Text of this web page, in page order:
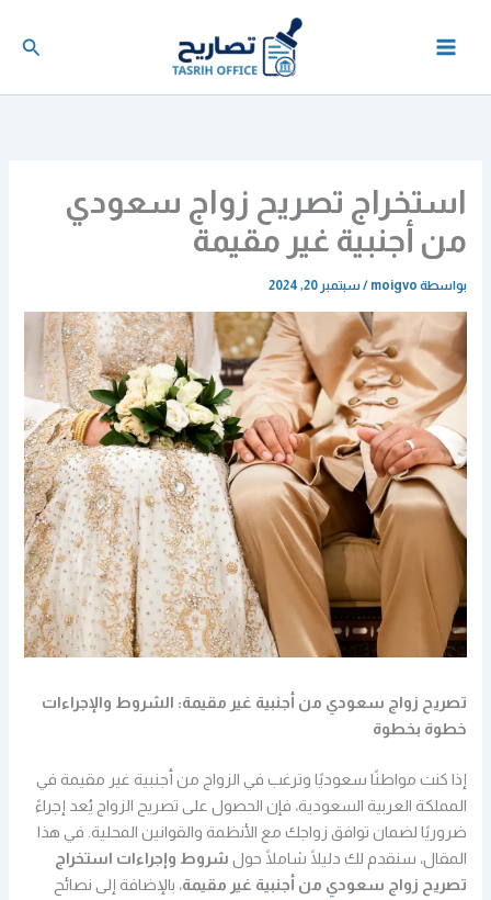
استخراج تصريح زواج سعودي
من أجنبية غير مقيمة
بواسطة moigvo
/سبتمبر 20, 2024
تصريح زواج سعودي من أجنبية غير مقيمة: الشروط والإجراءات
خطوة بخطوة
إذا كنت مواطنًا سعوديًا وترغب في الزواج من أجنبية غير مقيمة في
المملكة العربية السعودية، فإن الحصول على تصريح الزواج يُعد إجراءً
ضروريًا لضمان توافق زواجك مع الأنظمة والقوانين المحلية. في هذا
المقال، سنقدم لك دليلًا شاملًا حول شروط وإجراءات استخراج
تصريح زواج سعودي من أجنبية غير مقيمة، بالإضافة إلى نصائح